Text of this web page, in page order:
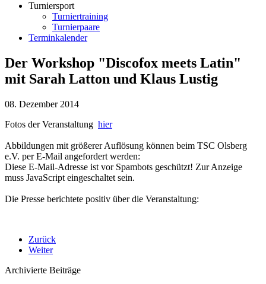
Turniersport
Turniertraining
Turnierpaare
Terminkalender
Der Workshop "Discofox meets Latin"
mit Sarah Latton und Klaus Lustig
08. Dezember 2014
Fotos der Veranstaltung hier
Abbildungen mit größerer Auflösung können beim TSC Olsberg
e.V. per E-Mail angefordert werden:
Diese E-Mail-Adresse ist vor Spambots geschützt! Zur Anzeige
muss JavaScript eingeschaltet sein.
Die Presse berichtete positiv über die Veranstaltung:
Zurück
Weiter
Archivierte Beiträge